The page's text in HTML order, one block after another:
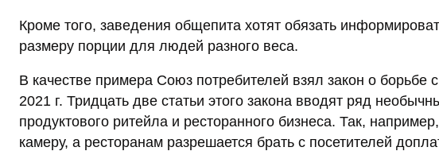
Кроме того, заведения общепита хотят обязать
размеру порции для людей разного веса.
В качестве примера Союз потребителей взял закон о
2021 г. Тридцать две статьи этого закона вводят ряд
продуктового ритейла и ресторанного бизнеса. Так,
камеру, а ресторанам разрешается брать с посетителей